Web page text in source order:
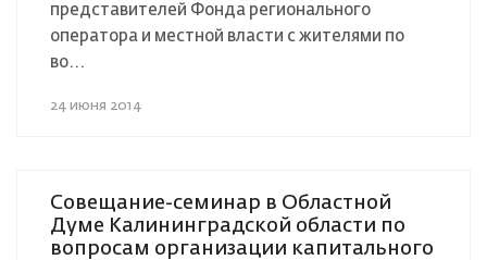
представителей Фонда регионального
оператора и местной власти с жителями по
во...
24 июня 2014
Совещание-семинар в Областной
Думе Калининградской области по
вопросам организации капитального